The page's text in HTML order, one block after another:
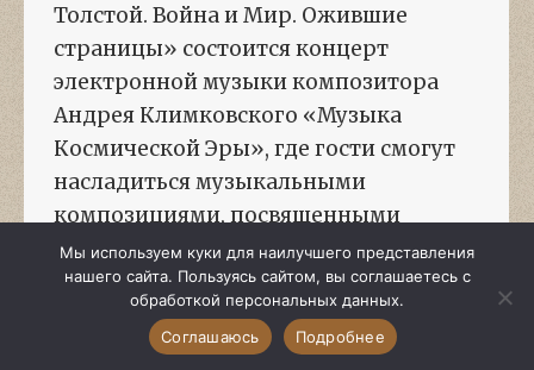
Толстой. Война и Мир. Ожившие
страницы» coстоится концерт
электронной музыки композитора
Андрея Климковского «Музыка
Космической Эры», где гости смогут
насладиться музыкальными
композициями, посвященными
первым шагам человечества в космос.
Живое исполнение музыки будет
сопровождаться космическим видео
на большом…
Мы используем куки для наилучшего представления
нашего сайта. Пользуясь сайтом, вы соглашаетесь с
обработкой персональных данных.
Соглашаюсь
Подробнее